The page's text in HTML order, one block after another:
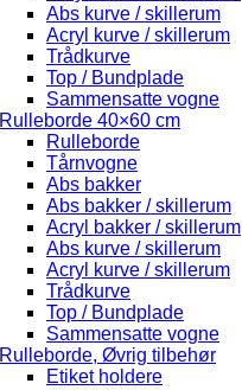
Abs kurve / skillerum
Acryl kurve / skillerum
Trådkurve
Top / Bundplade
Sammensatte vogne
Rulleborde 40×60 cm
Rulleborde
Tårnvogne
Abs bakker
Abs bakker / skillerum
Acryl bakker / skillerum
Abs kurve / skillerum
Acryl kurve / skillerum
Trådkurve
Top / Bundplade
Sammensatte vogne
Rulleborde, Øvrig tilbehør
Etiket holdere